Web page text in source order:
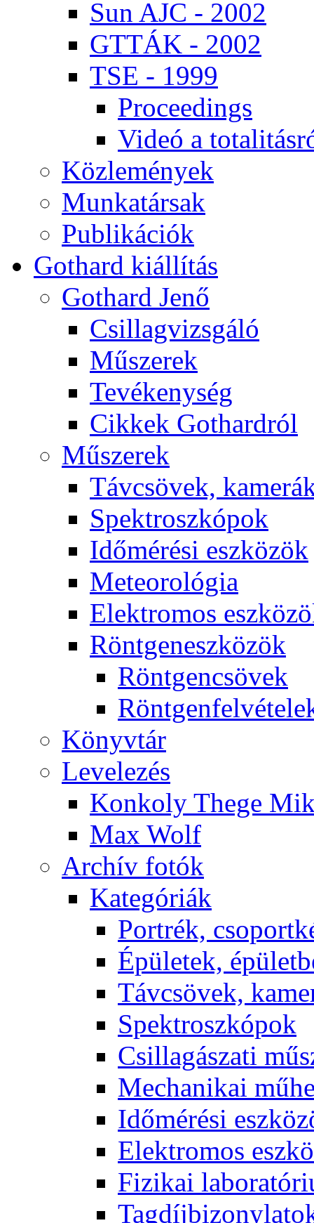
Sun AJC - 2002
GT­TÁK - 2002
TSE - 1999
Pro­ce­e­dings
Vi­deó a
Köz­le­mé­nyek
Mun­ka­tár­sak
Pub­li­ká­ci­ók
Got­hard ki­ál­lí­tás
Got­hard Je­nő
Csil­lag­vizs­gá­ló
Mű­sze­rek
Te­vé­keny­ség
Cik­kek Got­hard­ról
Mű­sze­rek
Táv­csö­vek,
Spekt­rosz­kó­pok
Idő­mé­ré­si esz­kö­zök
Me­te­o­ro­ló­gia
Elekt­ro­mos
Rönt­gen­esz­kö­zök
Rönt­gen­csö­vek
Könyv­tár
Le­ve­le­zés
Kon­koly The­ge
Max Wolf
Ar­chív fo­tók
Ka­te­gó­ri­ák
Port­rék,
Épü­le­tek,
Táv­csö­vek,
Spekt­rosz­kó­pok
Csil­la­gá­sza­ti
Me­cha­ni­kai
Idő­mé­ré­si
Elekt­ro­mos
Fi­zi­kai